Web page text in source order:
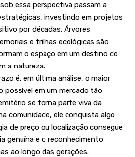
essa perspectiva passam a
investindo em projetos
por décadas. Árvores
e trilhas ecológicas são
o espaço em um destino de
a natureza.
é, em última análise, o maior
possível em um mercado tão
se torna parte viva da
comunidade, ele conquista algo
de preço ou localização consegue
genuína e o reconhecimento
ao longo das gerações.